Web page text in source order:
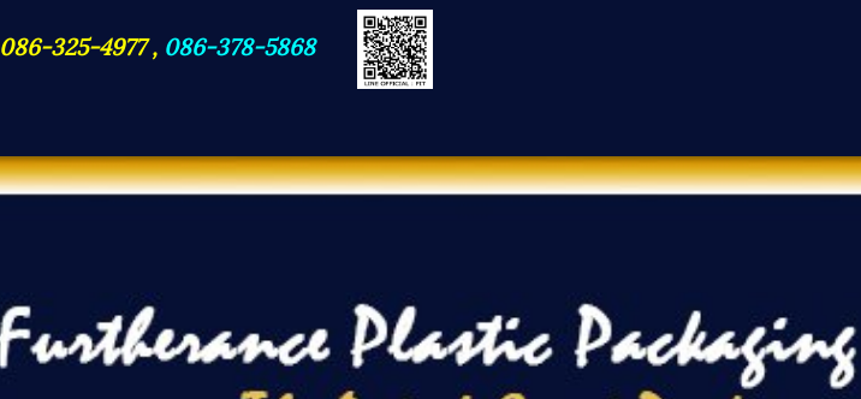
086-325-4977, 086-378-5868